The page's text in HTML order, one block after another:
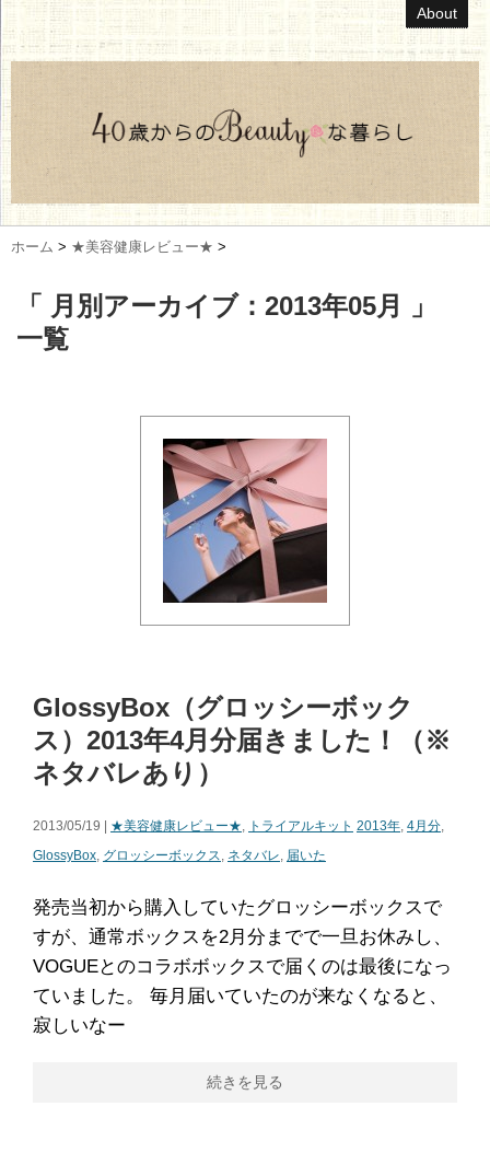
About
ホーム > ★美容健康レビュー★ >
「 月別アーカイブ：2013年05月 」
一覧
GlossyBox（グロッシーボック
ス）2013年4月分届きました！（※
ネタバレあり）
2013/05/19 | ★美容健康レビュー★, トライアルキット 2013年, 4月分,
GlossyBox, グロッシーボックス, ネタバレ, 届いた
発売当初から購入していたグロッシーボックスで
すが、通常ボックスを2月分までで一旦お休みし、
VOGUEとのコラボボックスで届くのは最後になっ
ていました。 毎月届いていたのが来なくなると、
寂しいなー
続きを見る